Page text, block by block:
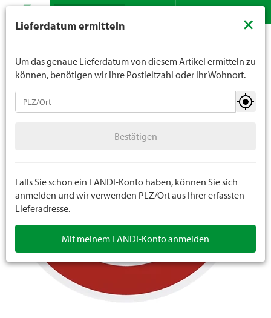
Suche
Fahrzeugzubehör
Scooter Zubehör
Fahrrad Zubehör
Ersatzteile Fahrzeugzubehör
Lieferdatum ermitteln ×
Um das genaue Lieferdatum von diesem Artikel ermitteln zu
können, benötigen wir Ihre Postleitzahl oder Ihr Wohnort.
Bestätigen
Falls Sie schon ein LANDI-Konto haben, können Sie sich
anmelden und wir verwenden PLZ/Ort aus Ihrer erfassten
Lieferadresse.
Mit meinem LANDI-Konto anmelden
unter 16 Jahren. Für Spirituosen gilt die Altersgrenze von
Sie uns verbindlich Ihr Alter an.